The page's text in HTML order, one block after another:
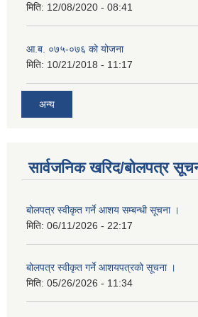
मिति: 12/08/2020 - 08:41
आ.ब. ०७५-०७६ को योजना
मिति: 10/21/2018 - 11:17
अन्य
सार्वजनिक खरिद/बोलपत्र
बोलपत्र स्वीकृत गर्ने आशय सम्बन्धी सूचना ।
मिति: 06/11/2026 - 22:17
बोलपत्र स्वीकृत गर्ने आशयपत्रको सूचना ।
मिति: 05/26/2026 - 11:34